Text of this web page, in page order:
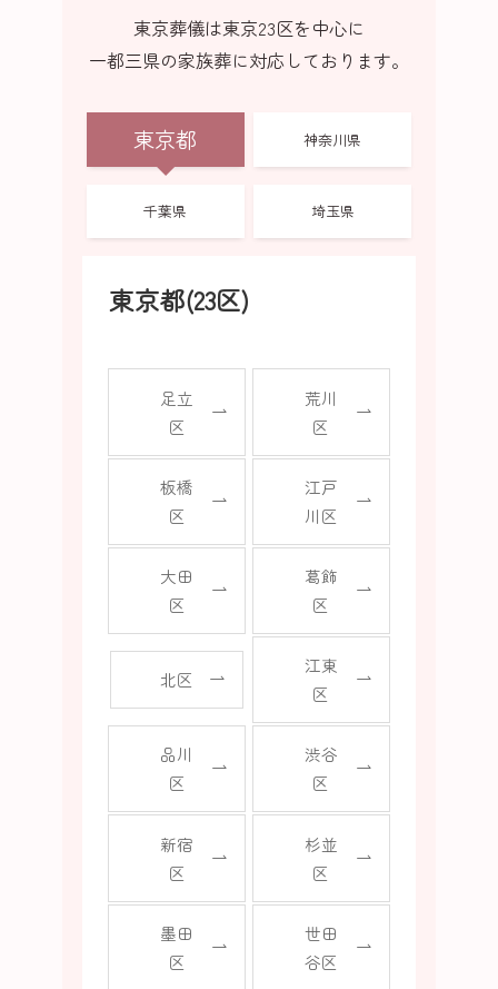
東京葬儀は東京23区を中心に
一都三県の家族葬に対応しております。
東京都 神奈川県
千葉県 埼玉県
東京都(23区)
足立
区
荒川
区
板橋
区
江戸
川区
大田
区
葛飾
区
北区
江東
区
品川
区
渋谷
区
新宿
区
杉並
区
墨田
区
世田
谷区